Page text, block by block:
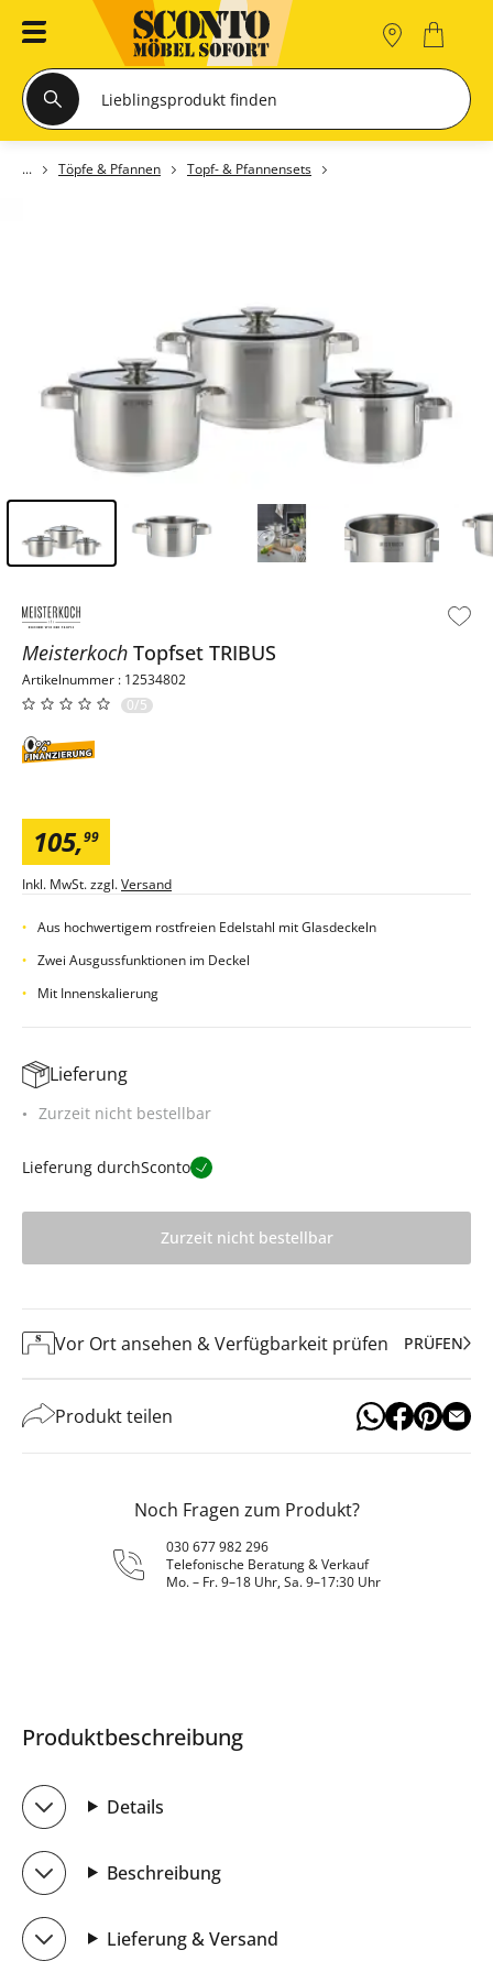
Töpfe & Pfannen Topf- & Pfannensets
Meisterkoch Topfset TRIBUS
Artikelnummer : 12534802
0/5
105,99
Inkl. MwSt. zzgl.Versand
Aus hochwertigem rostfreien Edelstahl mit Glasdeckeln
Zwei Ausgussfunktionen im Deckel
Mit Innenskalierung
Lieferung
Zurzeit nicht bestellbar
Lieferung durchSconto
Zurzeit nicht bestellbar
Vor Ort ansehen & Verfügbarkeit prüfen PRÜFEN
Produkt teilen
Noch Fragen zum Produkt?
030 677 982 296
Telefonische Beratung & Verkauf
Mo. – Fr. 9–18 Uhr, Sa. 9–17:30 Uhr
Produktbeschreibung
Details
Beschreibung
Lieferung & Versand